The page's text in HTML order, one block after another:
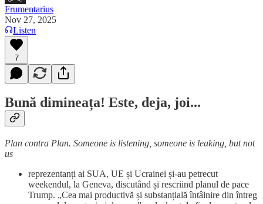
Frumentarius
Nov 27, 2025
Listen
7
Bună dimineața! Este, deja, joi...
Plan contra Plan. Someone is listening, someone is leaking, but not
us
reprezentanți ai SUA, UE și Ucrainei și-au petrecut
weekendul, la Geneva, discutând și rescriind planul de pace
Trump. „Cea mai productivă și substanțială întâlnire din întreg